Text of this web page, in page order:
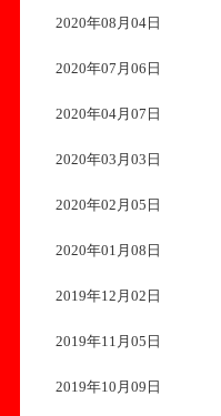
2020年08月04日
2020年07月06日
2020年04月07日
2020年03月03日
2020年02月05日
2020年01月08日
2019年12月02日
2019年11月05日
2019年10月09日